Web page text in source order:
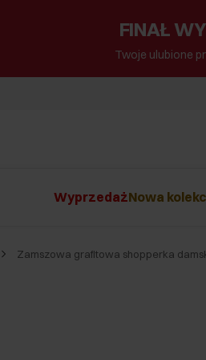
FINAŁ
Twoje ulubione
WyprzedażNowa
Zamszowa grafitowa shopperka